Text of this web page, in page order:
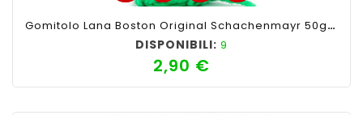
Gomitolo Lana Boston Original Schachenmayr 50gr, Verde Fluo 171
DISPONIBILI: 9
2,90 €